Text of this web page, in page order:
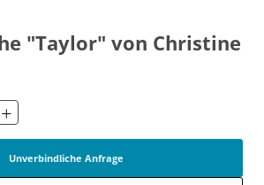
"Taylor" von Christine
+
Unverbindliche Anfrage